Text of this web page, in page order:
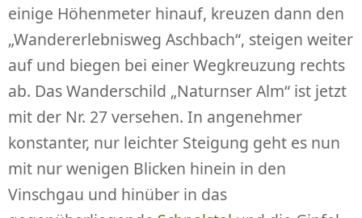
einige Höhenmeter hinauf, kreuzen dann den
„Wandererlebnisweg Aschbach“, steigen weiter
auf und biegen bei einer Wegkreuzung rechts
ab. Das Wanderschild „Naturnser Alm“ ist jetzt
mit der Nr. 27 versehen. In angenehmer
konstanter, nur leichter Steigung geht es nun
mit nur wenigen Blicken hinein in den
Vinschgau und hinüber in das